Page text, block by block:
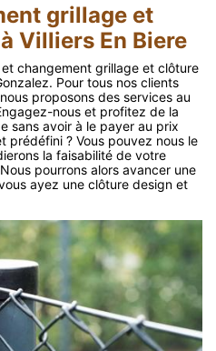
grillage et
Villiers En Biere
changement grillage et clôture
Pour tous nos clients
proposons des services au
nous et profitez de la
sans avoir à le payer au prix
prédéfini ? Vous pouvez nous le
la faisabilité de votre
pourrons alors avancer une
ayez une clôture design et